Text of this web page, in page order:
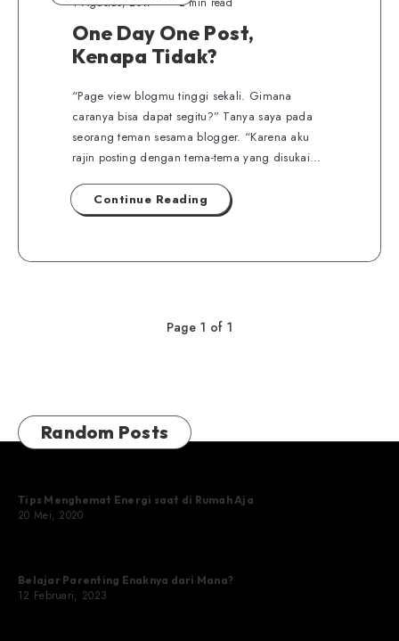
One Day One Post,
Kenapa Tidak?
“Page view blogmu tinggi sekali. Gimana
caranya bisa dapat segitu?” Tanya saya pada
seorang teman sesama blogger. “Karena aku
rajin posting dengan tema-tema yang disukai…
Continue Reading
Page 1 of 1
Random Posts
Tips Menghemat Energi saat di Rumah Aja
20 Mei, 2020
Belajar Parenting Enaknya dari Mana?
12 Februari, 2023